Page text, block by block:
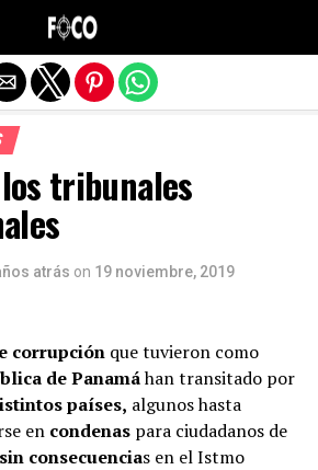
tribunales
atrás on 19 noviembre, 2019
corrupción que tuvieron como
de Panamáhan transitado por
países, algunos hasta
en condenas para ciudadanos de
sin consecuencias en el Istmo
de la versión móvil